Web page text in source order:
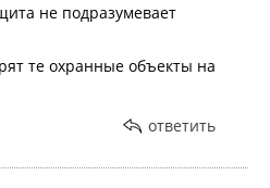
не подразумевает
те охранные объекты на
ответить